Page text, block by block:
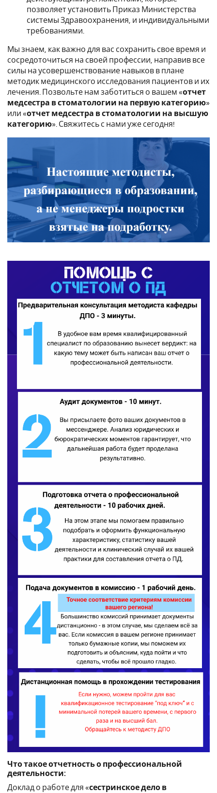
позволяет установить Приказ Министерства
системы Здравоохранения, и индивидуальными
требованиями.
Мы знаем, как важно для вас сохранить свое время и
сосредоточиться на своей профессии, направив все
силы на усовершенствование навыков в плане
методик медицинского исследования пациентов и их
лечения. Позвольте нам заботиться о вашем «отчет
медсестра в стоматологии на первую категорию»
или «отчет медсестра в стоматологии на высшую
категорию». Свяжитесь с нами уже сегодня!
Что такое отчетность о профессиональной
деятельности:
Доклад о работе для «сестринское дело в